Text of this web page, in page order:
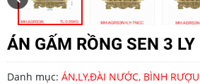
ÁN GẤM RỒNG SEN 3 LY
Danh mục: ÁN,LY,ĐÀI NƯỚC, BÌNH RƯỢU